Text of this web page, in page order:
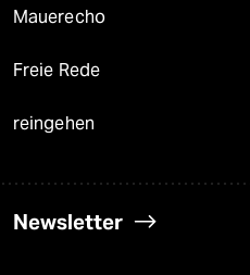
Mauerecho
Freie Rede
reingehen
Newsletter